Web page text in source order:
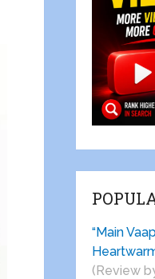
“Main
(Review